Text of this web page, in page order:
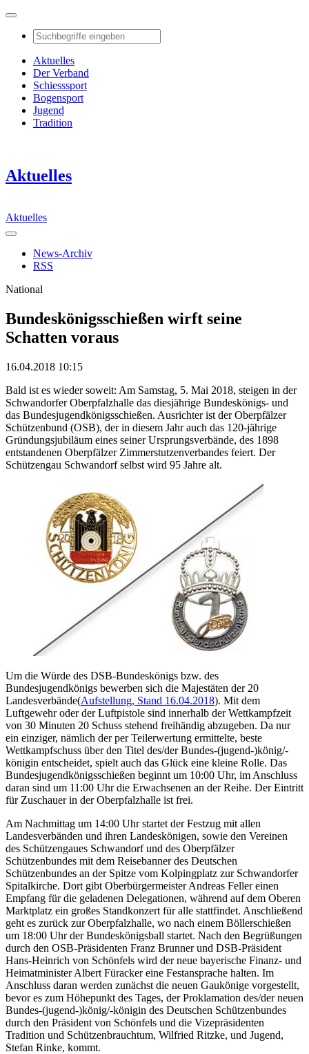
Aktuelles
Der Verband
Schiesssport
Bogensport
Jugend
Tradition
Aktuelles
Aktuelles
News-Archiv
RSS
National
Bundeskönigsschießen wirft seine
Schatten voraus
16.04.2018 10:15
Bald ist es wieder soweit: Am Samstag, 5. Mai 2018, steigen in der
Schwandorfer Oberpfalzhalle das diesjährige Bundeskönigs- und
das Bundesjugendkönigsschießen. Ausrichter ist der Oberpfälzer
Schützenbund (OSB), der in diesem Jahr auch das 120-jährige
Gründungsjubiläum eines seiner Ursprungsverbände, des 1898
entstandenen Oberpfälzer Zimmerstutzenverbandes feiert. Der
Schützengau Schwandorf selbst wird 95 Jahre alt.
Um die Würde des DSB-Bundeskönigs bzw. des
Bundesjugendkönigs bewerben sich die Majestäten der 20
Landesverbände(Aufstellung, Stand 16.04.2018). Mit dem
Luftgewehr oder der Luftpistole sind innerhalb der Wettkampfzeit
von 30 Minuten 20 Schuss stehend freihändig abzugeben. Da nur
ein einziger, nämlich der per Teilerwertung ermittelte, beste
Wettkampfschuss über den Titel des/der Bundes-(jugend-)könig/-
königin entscheidet, spielt auch das Glück eine kleine Rolle. Das
Bundesjugendkönigsschießen beginnt um 10:00 Uhr, im Anschluss
daran sind um 11:00 Uhr die Erwachsenen an der Reihe. Der Eintritt
für Zuschauer in der Oberpfalzhalle ist frei.
Am Nachmittag um 14:00 Uhr startet der Festzug mit allen
Landesverbänden und ihren Landeskönigen, sowie den Vereinen
des Schützengaues Schwandorf und des Oberpfälzer
Schützenbundes mit dem Reisebanner des Deutschen
Schützenbundes an der Spitze vom Kolpingplatz zur Schwandorfer
Spitalkirche. Dort gibt Oberbürgermeister Andreas Feller einen
Empfang für die geladenen Delegationen, während auf dem Oberen
Marktplatz ein großes Standkonzert für alle stattfindet. Anschließend
geht es zurück zur Oberpfalzhalle, wo nach einem Böllerschießen
um 18:00 Uhr der Bundeskönigsball startet. Nach den Begrüßungen
durch den OSB-Präsidenten Franz Brunner und DSB-Präsident
Hans-Heinrich von Schönfels wird der neue bayerische Finanz- und
Heimatminister Albert Füracker eine Festansprache halten. Im
Anschluss daran werden zunächst die neuen Gaukönige vorgestellt,
bevor es zum Höhepunkt des Tages, der Proklamation des/der neuen
Bundes-(jugend-)könig/-königin des Deutschen Schützenbundes
durch den Präsident von Schönfels und die Vizepräsidenten
Tradition und Schützenbrauchtum, Wilfried Ritzke, und Jugend,
Stefan Rinke, kommt.